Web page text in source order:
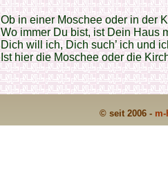
Ob in einer Moschee oder in der
Wo immer Du bist, ist Dein Haus
Dich will ich, Dich such’ ich und
Ist hier die Moschee oder die
© seit 2006 -